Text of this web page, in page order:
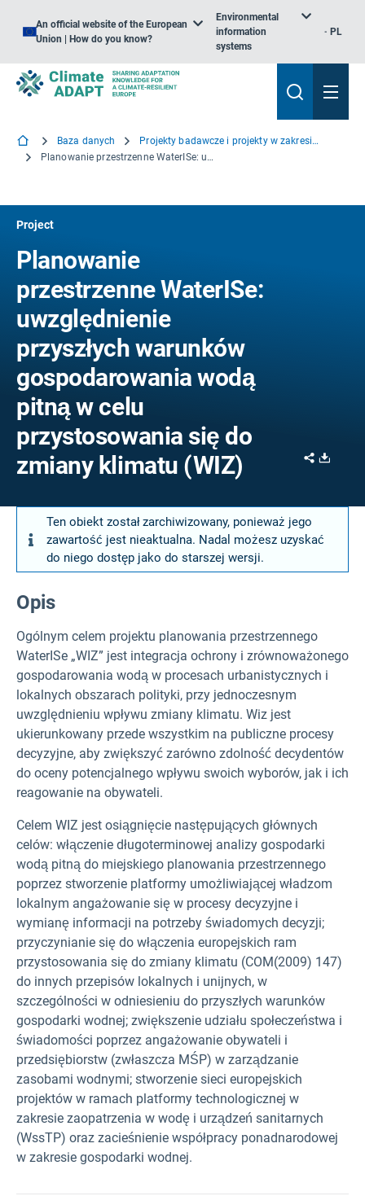
An official website of the European
Union | How do you know?
Environmental
information
systems
PL
Baza danych
Projekty badawcze i projekty w zakresie wiedzy
Planowanie przestrzenne WaterISe: uwzględnienie przyszłych warunków gospodarowania wodą pitną w celu przystosowania się do zmiany klimatu
Project
Planowanie
przestrzenne WaterISe:
uwzględnienie
przyszłych warunków
gospodarowania wodą
pitną w celu
przystosowania się do
zmiany klimatu (WIZ)
Share
Ten obiekt został zarchiwizowany, ponieważ jego
zawartość jest nieaktualna. Nadal możesz uzyskać
do niego dostęp jako do starszej wersji.
Opis
Ogólnym celem projektu planowania przestrzennego
WaterISe „WIZ” jest integracja ochrony i zrównoważonego
gospodarowania wodą w procesach urbanistycznych i
lokalnych obszarach polityki, przy jednoczesnym
uwzględnieniu wpływu zmiany klimatu. Wiz jest
ukierunkowany przede wszystkim na publiczne procesy
decyzyjne, aby zwiększyć zarówno zdolność decydentów
do oceny potencjalnego wpływu swoich wyborów, jak i ich
reagowanie na obywateli.
Celem WIZ jest osiągnięcie następujących głównych
celów: włączenie długoterminowej analizy gospodarki
wodą pitną do miejskiego planowania przestrzennego
poprzez stworzenie platformy umożliwiającej władzom
lokalnym angażowanie się w procesy decyzyjne i
wymianę informacji na potrzeby świadomych decyzji;
przyczynianie się do włączenia europejskich ram
przystosowania się do zmiany klimatu (COM(2009) 147)
do innych przepisów lokalnych i unijnych, w
szczególności w odniesieniu do przyszłych warunków
gospodarki wodnej; zwiększenie udziału społeczeństwa i
świadomości poprzez angażowanie obywateli i
przedsiębiorstw (zwłaszcza MŚP) w zarządzanie
zasobami wodnymi; stworzenie sieci europejskich
projektów w ramach platformy technologicznej w
zakresie zaopatrzenia w wodę i urządzeń sanitarnych
(WssTP) oraz zacieśnienie współpracy ponadnarodowej
w zakresie gospodarki wodnej.